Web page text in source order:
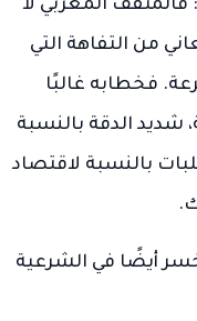
المغربي لا
من التفاهة التي
فخطابه غالبًا
شديد الدقة بالنسبة
بالنسبة لاقتصاد
أيضًا في الشرعية